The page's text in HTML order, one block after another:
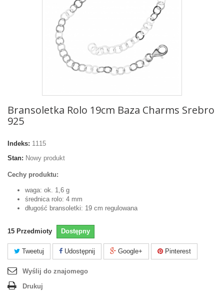
Bransoletka Rolo 19cm Baza Charms Srebro
925
Indeks: 1115
Stan: Nowy produkt
Cechy produktu:
waga: ok. 1,6 g
średnica rolo: 4 mm
długość bransoletki: 19 cm regulowana
15 Przedmioty Dostępny
Tweetuj Udostępnij Google+ Pinterest
Wyślij do znajomego
Drukuj